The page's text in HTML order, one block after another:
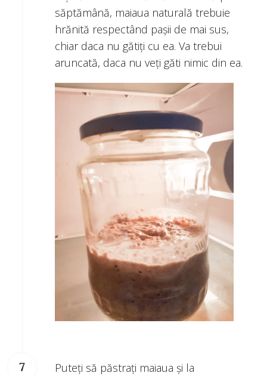
săptămână, maiaua naturală trebuie
hrănită respectând pașii de mai sus,
chiar daca nu gătiți cu ea. Va trebui
aruncată, daca nu veți găti nimic din ea.
Puteți să păstrați maiaua și la